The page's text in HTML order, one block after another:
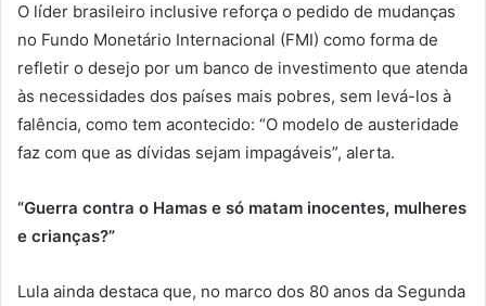
O líder brasileiro inclusive reforça o pedido de mudanças
no Fundo Monetário Internacional (FMI) como forma de
refletir o desejo por um banco de investimento que atenda
às necessidades dos países mais pobres, sem levá-los à
falência, como tem acontecido: “O modelo de austeridade
faz com que as dívidas sejam impagáveis”, alerta.
“Guerra contra o Hamas e só matam inocentes, mulheres
e crianças?”
Lula ainda destaca que, no marco dos 80 anos da Segunda